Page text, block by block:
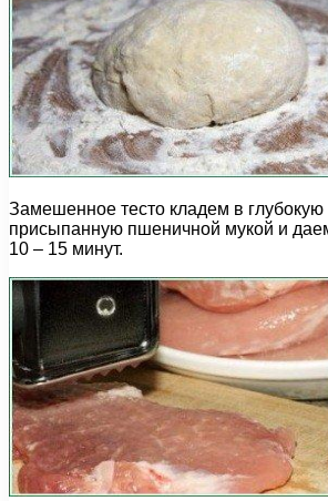
Замешенное тесто кладем в глубокую
присыпанную пшеничной мукой и
10 – 15 минут.